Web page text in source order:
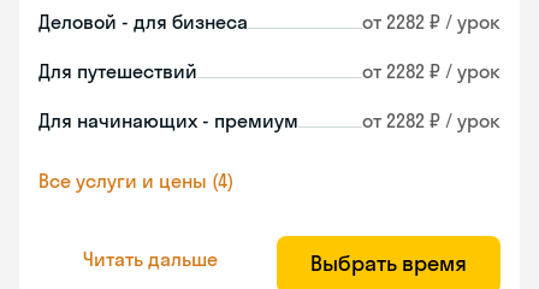
Деловой - для бизнеса от 2282 ₽ / урок
Для путешествий от 2282 ₽ / урок
Для начинающих - премиум от 2282 ₽ / урок
Все услуги и цены (4)
Читать дальше Выбрать время